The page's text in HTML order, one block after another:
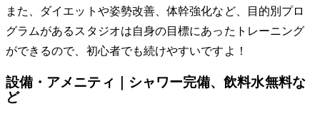
また、ダイエットや姿勢改善、体幹強化など、目的別プロ
グラムがあるスタジオは自身の目標にあったトレーニング
ができるので、初心者でも続けやすいですよ！
設備・アメニティ｜シャワー完備、飲料水無料な
ど